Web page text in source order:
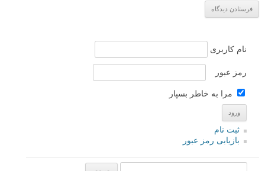
نام کاربری
رمز عبور
مرا به خاطر بسپار
ثبت نام
بازیابی رمز عبور